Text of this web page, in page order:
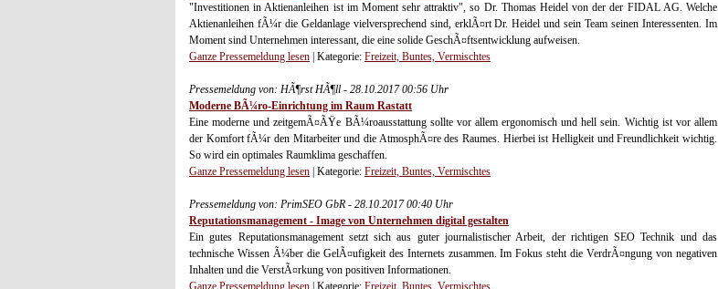
"Investitionen in Aktienanleihen ist im Moment sehr attraktiv", so Dr. Thomas Heidel von der der FIDAL AG. Welche
Aktienanleihen fÃ¼r die Geldanlage vielversprechend sind, erklÃ¤rt Dr. Heidel und sein Team seinen Interessenten. Im
Moment sind Unternehmen interessant, die eine solide GeschÃ¤ftsentwicklung aufweisen.
Ganze Pressemeldung lesen | Kategorie: Freizeit, Buntes, Vermischtes
Pressemeldung von: HÃ¶rst HÃ¶ll - 28.10.2017 00:56 Uhr
Moderne BÃ¼ro-Einrichtung im Raum Rastatt
Eine moderne und zeitgemÃ¤ÃŸe BÃ¼roausstattung sollte vor allem ergonomisch und hell sein. Wichtig ist vor allem
der Komfort fÃ¼r den Mitarbeiter und die AtmosphÃ¤re des Raumes. Hierbei ist Helligkeit und Freundlichkeit wichtig.
So wird ein optimales Raumklima geschaffen.
Ganze Pressemeldung lesen | Kategorie: Freizeit, Buntes, Vermischtes
Pressemeldung von: PrimSEO GbR - 28.10.2017 00:40 Uhr
Reputationsmanagement - Image von Unternehmen digital gestalten
Ein gutes Reputationsmanagement setzt sich aus guter journalistischer Arbeit, der richtigen SEO Technik und das
technische Wissen Ã¼ber die GelÃ¤ufigkeit des Internets zusammen. Im Fokus steht die VerdrÃ¤ngung von negativen
Inhalten und die VerstÃ¤rkung von positiven Informationen.
Ganze Pressemeldung lesen | Kategorie: Freizeit, Buntes, Vermischtes